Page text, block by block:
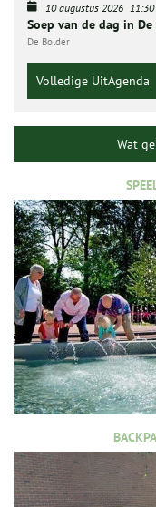
10 augustus 2026 11:30
Soep van de dag in
De Bolder
Volledige UitAgenda
Wat